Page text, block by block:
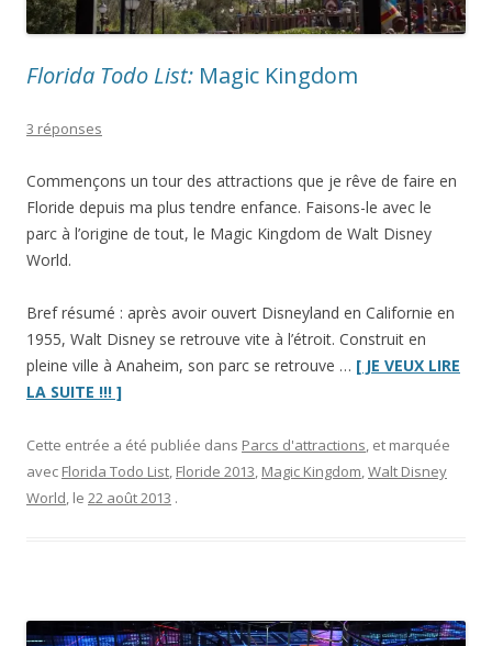
Florida Todo List: Magic Kingdom
3 réponses
Commençons un tour des attractions que je rêve de faire en
Floride depuis ma plus tendre enfance. Faisons-le avec le
parc à l’origine de tout, le Magic Kingdom de Walt Disney
World.
Bref résumé : après avoir ouvert Disneyland en Californie en
1955, Walt Disney se retrouve vite à l’étroit. Construit en
pleine ville à Anaheim, son parc se retrouve … [ JE VEUX LIRE
LA SUITE !!! ]“
List:
Magic
Kingdom”
Cette entrée a été publiée dans Parcs d'attractions, et marquée
avec Florida Todo List, Floride 2013, Magic Kingdom,Walt Disney
World, le 22 août 2013 .